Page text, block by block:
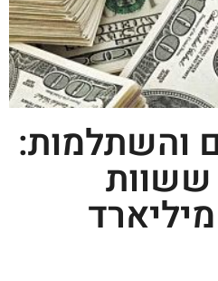
והשתלמות:
לציבור 111 מיליארד